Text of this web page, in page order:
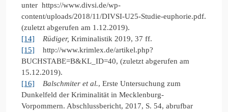
unter https://www.divsi.de/wp-
content/uploads/2018/11/DIVSI-U25-Studie-euphorie.pdf.
(zuletzt abgerufen am 1.12.2019).
[14]
Rüdiger, Kriminalistik 2019, 37 ff.
[15] http://www.krimlex.de/artikel.php?
BUCHSTABE=B&KL_ID=40, (zuletzt abgerufen am
15.12.2019).
[16]
Balschmiter et al., Erste Untersuchung zum
Dunkelfeld der Kriminalität in Mecklenburg-
Vorpommern. Abschlussbericht, 2017, S. 54, abrufbar